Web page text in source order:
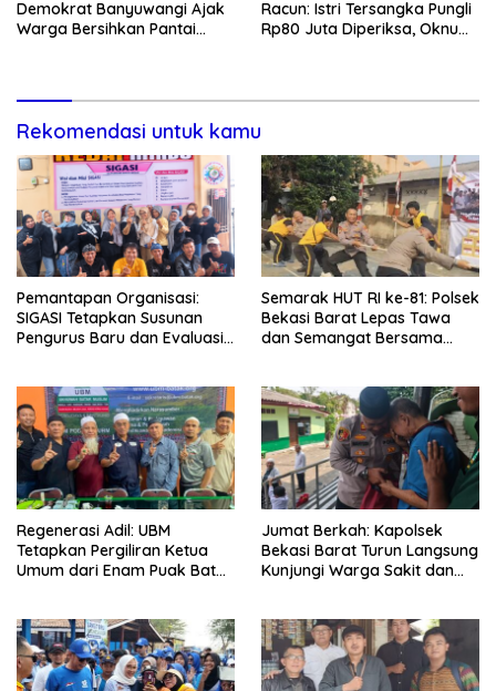
Demokrat Banyuwangi Ajak
Warga Bersihkan Pantai
Racun: Istri Tersangka Pungli
Rp80 Juta Diperiksa, Oknum
Rekomendasi untuk kamu
Pemantapan Organisasi:
SIGASI Tetapkan Susunan
Pengurus Baru dan Evaluasi
Semarak HUT RI ke-81: Polsek
Bekasi Barat Lepas Tawa
dan Semangat Bersama
Regenerasi Adil: UBM
Tetapkan Pergiliran Ketua
Umum dari Enam Puak Batak
Jumat Berkah: Kapolsek
Bekasi Barat Turun Langsung
Kunjungi Warga Sakit dan